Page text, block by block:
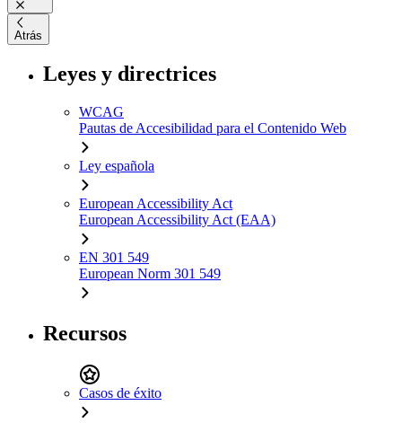
Atrás
Leyes y directrices
WCAG
Pautas de Accesibilidad para el Contenido Web
Ley española
European Accessibility Act
European Accessibility Act (EAA)
EN 301 549
European Norm 301 549
Recursos
Casos de éxito